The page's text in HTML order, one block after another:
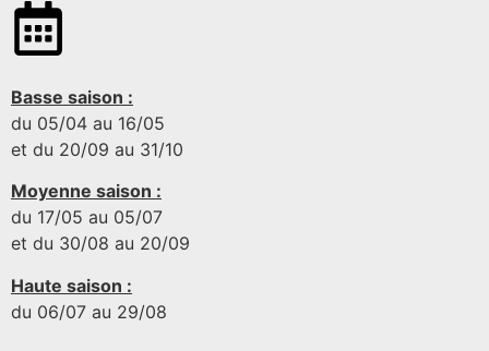
Basse saison :
du 05/04 au 16/05
et du 20/09 au 31/10
Moyenne saison :
du 17/05 au 05/07
et du 30/08 au 20/09
Haute saison :
du 06/07 au 29/08